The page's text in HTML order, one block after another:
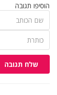
הוסיפו תגובה
שלח תגובה